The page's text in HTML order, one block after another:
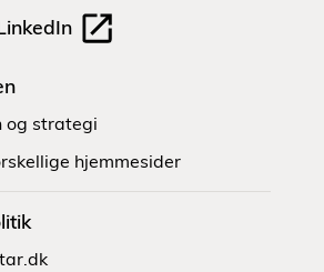
og strategi
hjemmesider